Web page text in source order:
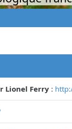
Lionel Ferry :